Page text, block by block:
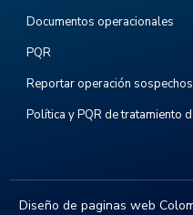
Documentos operacionales
PQR
Reportar operación
Política y PQR de tratamiento
Diseño de paginas web